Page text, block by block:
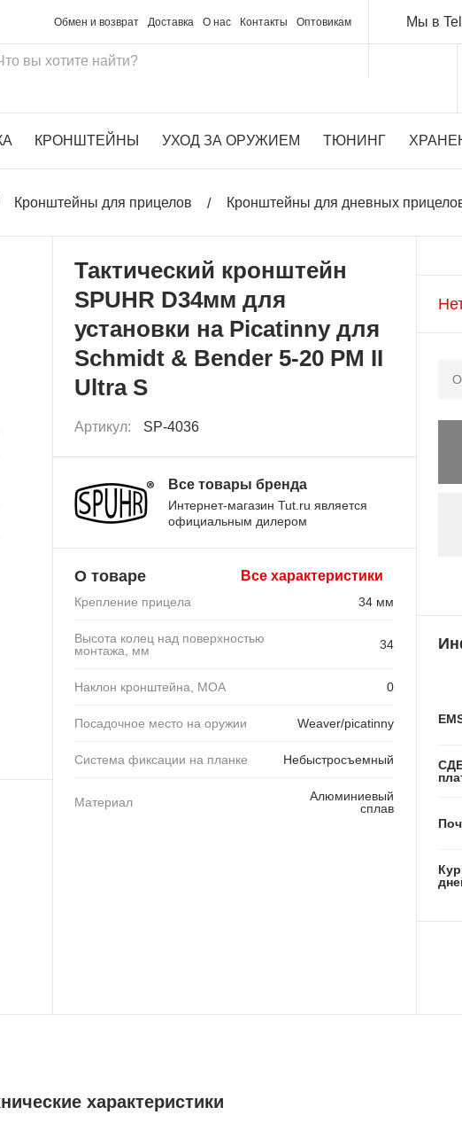
Обмен и возврат Доставка О нас Контакты Оптовикам Мы в
КРОНШТЕЙНЫ УХОД ЗА ОРУЖИЕМ ТЮНИНГ
Кронштейны для прицелов Кронштейны для дневных
Тактический кронштейн
SPUHR D34мм для
установки на Picatinny для
Schmidt & Bender 5-20 PM II
Ultra S
Артикул: SP-4036
Все товары бренда
Интернет-магазин Tut.ru является
официальным дилером
О товаре Все характеристики
Крепление прицела 34 мм
Высота колец над поверхностью
монтажа, мм
34
Наклон кронштейна, MOA 0
Посадочное место на оружии Weaver/picatinny
Система фиксации на планке Небыстросъемный
Материал
Алюминиевый
сплав
характеристики